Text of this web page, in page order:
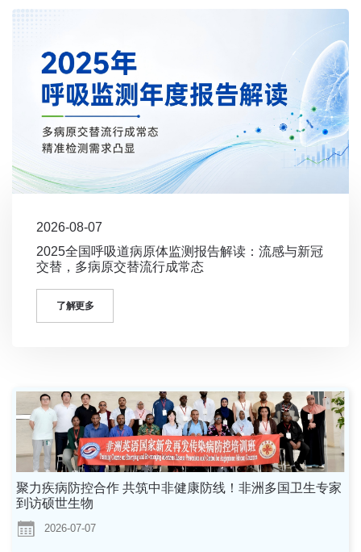
2026-08-07
2025全国呼吸道病原体监测报告解读：流感与新冠
交替，多病原交替流行成常态
了解更多
聚力疾病防控合作 共筑中非健康防线！非洲多国卫生专家
到访硕世生物
2026-07-07